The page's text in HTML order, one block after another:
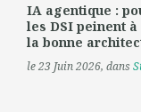
IA agentique :
les DSI peinent
la bonne
le 23 Juin 2026, dans